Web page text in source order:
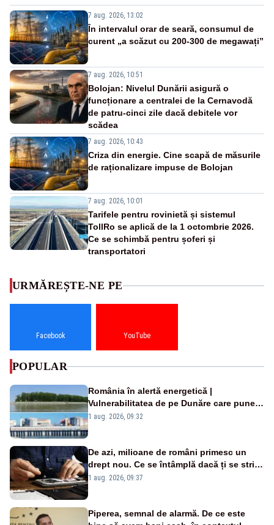
7 aug. 2026, 13:02
În intervalul orar de seară, consumul de
curent „a scăzut cu 200-300 de megawați”
7 aug. 2026, 10:51
Bolojan: Nivelul Dunării asigură o
funcționare a centralei de la Cernavodă
de patru-cinci zile dacă debitele vor
scădea
7 aug. 2026, 10:43
Criza din energie. Cine scapă de măsurile
de raționalizare impuse de Bolojan
7 aug. 2026, 10:01
Tarifele pentru rovinietă și sistemul
TollRo se aplică de la 1 octombrie 2026.
Ce se schimbă pentru șoferi și
transportatori
URMĂREȘTE-NE PE
Facebook YouTube
POPULAR
România în alertă energetică |
Vulnerabilitatea de pe Dunăre care pune
în pericol Centrala Cernavodă era
1 aug. 2026, 09:32
De azi, milioane de români primesc un
drept nou. Ce se întâmplă dacă ți se strică
un produs
1 aug. 2026, 09:37
Piperea, semnal de alarmă. De ce este